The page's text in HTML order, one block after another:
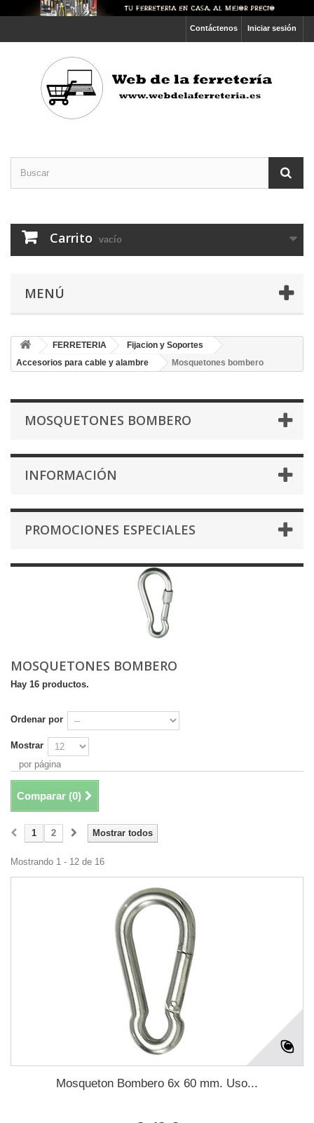
Iniciar sesión
Contáctenos
Carrito vacío
MENÚ
FERRETERIA
Fijacion y Soportes
Accesorios para cable y alambre
Mosquetones bombero
MOSQUETONES BOMBERO
INFORMACIÓN
PROMOCIONES ESPECIALES
MOSQUETONES BOMBERO
Hay 16 productos.
Ordenar por
Mostrar
por página
Comparar (0)
Mostrar todos
1 2
Mostrando 1 - 12 de 16
Mosqueton Bombero 6x 60 mm. Uso...